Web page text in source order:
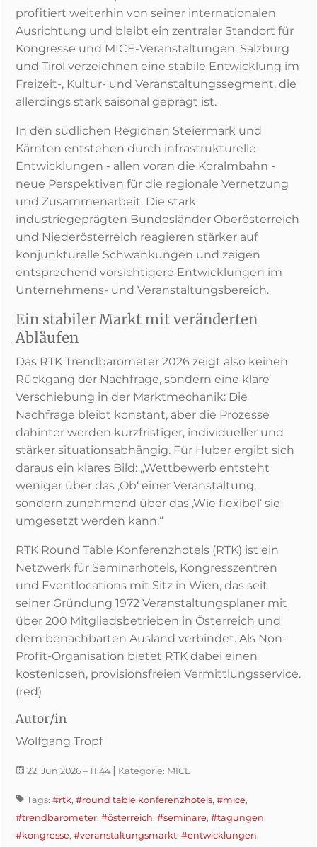
profitiert weiterhin von seiner internationalen
Ausrichtung und bleibt ein zentraler Standort für
Kongresse und MICE-Veranstaltungen. Salzburg
und Tirol verzeichnen eine stabile Entwicklung im
Freizeit-, Kultur- und Veranstaltungssegment, die
allerdings stark saisonal geprägt ist.
In den südlichen Regionen Steiermark und
Kärnten entstehen durch infrastrukturelle
Entwicklungen - allen voran die Koralmbahn -
neue Perspektiven für die regionale Vernetzung
und Zusammenarbeit. Die stark
industriegeprägten Bundesländer Oberösterreich
und Niederösterreich reagieren stärker auf
konjunkturelle Schwankungen und zeigen
entsprechend vorsichtigere Entwicklungen im
Unternehmens- und Veranstaltungsbereich.
Ein stabiler Markt mit veränderten
Abläufen
Das RTK Trendbarometer 2026 zeigt also keinen
Rückgang der Nachfrage, sondern eine klare
Verschiebung in der Marktmechanik: Die
Nachfrage bleibt konstant, aber die Prozesse
dahinter werden kurzfristiger, individueller und
stärker situationsabhängig. Für Huber ergibt sich
daraus ein klares Bild: „Wettbewerb entsteht
weniger über das ‚Ob‘ einer Veranstaltung,
sondern zunehmend über das ‚Wie flexibel‘ sie
umgesetzt werden kann.“
RTK Round Table Konferenzhotels (RTK) ist ein
Netzwerk für Seminarhotels, Kongresszentren
und Eventlocations mit Sitz in Wien, das seit
seiner Gründung 1972 Veranstaltungsplaner mit
über 200 Mitgliedsbetrieben in Österreich und
dem benachbarten Ausland verbindet. Als Non-
Profit-Organisation bietet RTK dabei einen
kostenlosen, provisionsfreien Vermittlungsservice.
(red)
Autor/in
Wolfgang Tropf
22. Jun 2026 – 11:44 | Kategorie: MICE
Tags: #rtk, #round table konferenzhotels, #mice,
#trendbarometer, #österreich, #seminare, #tagungen,
#kongresse, #veranstaltungsmarkt, #entwicklungen,